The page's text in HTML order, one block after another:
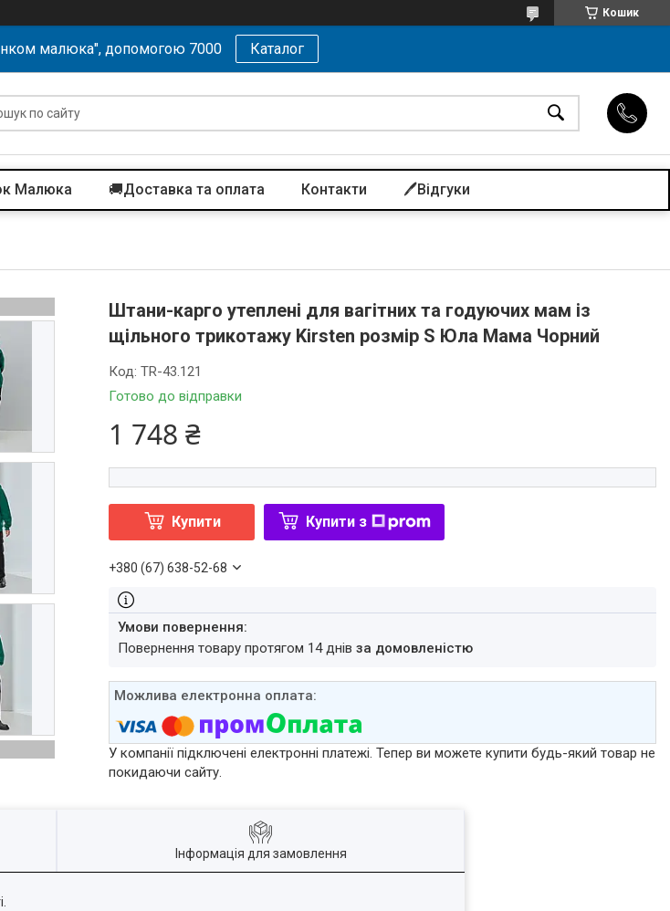
Кошик
малюка", допомогою 7000 Каталог
Малюка 🚚Доставка та оплата Контакти 🖊️Відгуки
Штани-карго утеплені для вагітних та годуючих мам із
щільного трикотажу Kirsten розмір S Юла Мама Чорний
Готово до відправки
Код:TR-43.121
1 748 ₴
Купити Купити з
+380 (67) 638-52-68
повернення товару протягом 14 днівза домовленістю
У компанії підключені електронні платежі. Тепер ви можете купити будь-який товар не
покидаючи сайту.
Інформація для замовлення